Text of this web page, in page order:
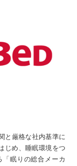
と厳格な社内基準に
じめ、睡眠環境をつ
眠りの総合メーカ